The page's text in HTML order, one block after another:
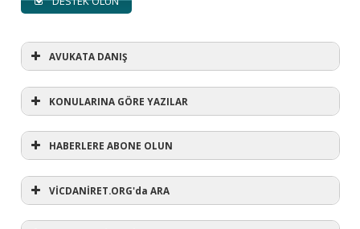
AVUKATA DANIŞ
AVUKATA DANIŞ
KONULARINA GÖRE YAZILAR
KONULARINA GÖRE YAZILAR
HABERLERE ABONE OLUN
VİCDANİRET.ORG'da ARA